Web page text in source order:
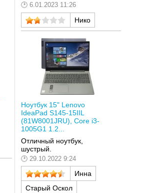
6.01.2023 11:26
Нико
Ноутбук 15" Lenovo
IdeaPad S145-15IIL
(81W8001JRU), Core i3-
1005G1 1.2...
Отличный ноутбук,
шустрый.
29.10.2022 9:24
Инна
Старый Оскол